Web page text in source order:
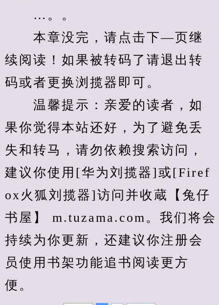
…。。
本章没完，请点击下—页继
续阅读！如果被转码了请退出转
码或者更换浏揽器即可。
温馨提示：亲爱的读者，如
果你觉得本站还好，为了避免丢
失和转马，请勿依赖搜索访问，
建议你使用[华为刘揽器]或[Firef
ox火狐刘揽器]访问并收蔵【兔仔
书屋】 m.tuzama.com。我们将会
持续为你更新，还建议你注册会
员使用书架功能追书阅读更方
便。